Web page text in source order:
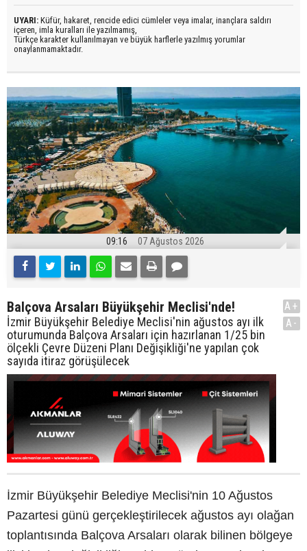
UYARI: Küfür, hakaret, rencide edici cümleler veya imalar, inançlara saldırı
içeren, imla kuralları ile yazılmamış,
Türkçe karakter kullanılmayan ve büyük harflerle yazılmış yorumlar
onaylanmamaktadır.
09:16 07 Ağustos 2026
Balçova Arsaları Büyükşehir Meclisi'nde!
İzmir Büyükşehir Belediye Meclisi'nin ağustos ayı ilk
oturumunda Balçova Arsaları için hazırlanan 1/25 bin
ölçekli Çevre Düzeni Planı Değişikliği'ne yapılan çok
sayıda itiraz görüşülecek
A+
A-
İzmir Büyükşehir Belediye Meclisi'nin 10 Ağustos
Pazartesi günü gerçekleştirilecek ağustos ayı olağan
toplantısında Balçova Arsaları olarak bilinen bölgeye